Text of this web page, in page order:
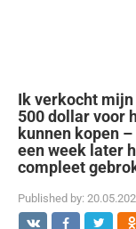
Ik verkocht
500 dollar voor
kunnen kopen
een week later
compleet
Published by: